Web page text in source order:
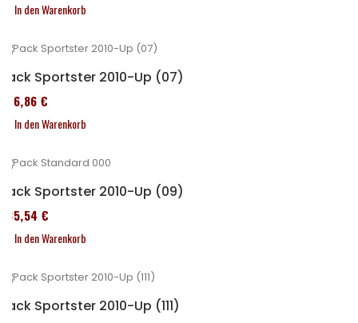
In den Warenkorb
Pack Sportster 2010-Up (07)
276,86 €
In den Warenkorb
Pack Sportster 2010-Up (09)
235,54 €
In den Warenkorb
Pack Sportster 2010-Up (111)